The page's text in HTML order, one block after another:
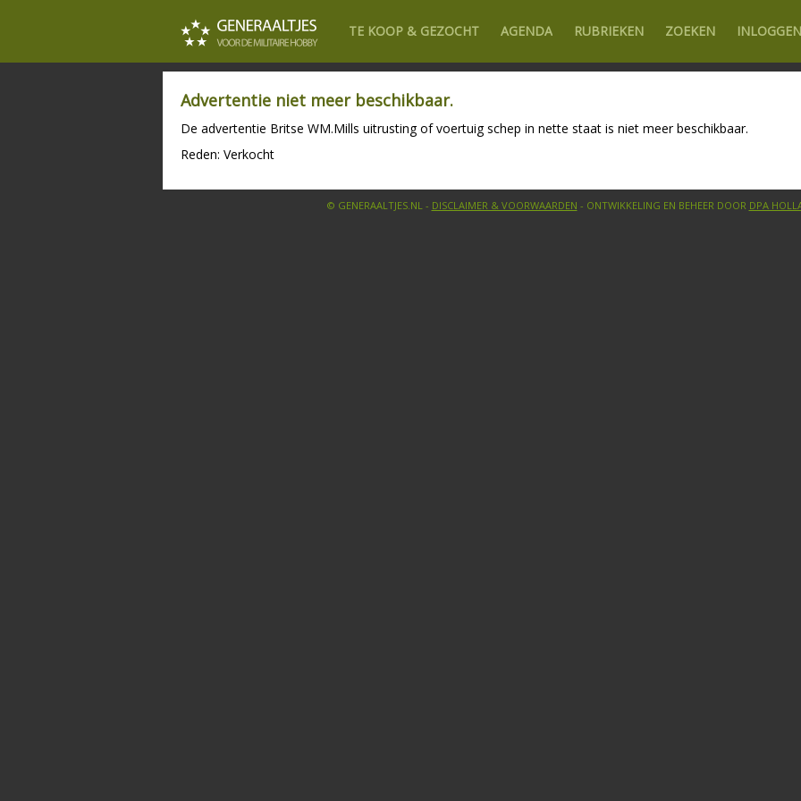
TE KOOP & GEZOCHT AGENDA RUBRIEKEN ZOEKEN INLOGGEN
Advertentie niet meer beschikbaar.
De advertentie Britse WM.Mills uitrusting of voertuig schep in nette staat is niet meer beschikbaar.
Reden: Verkocht
© GENERAALTJES.NL - DISCLAIMER & VOORWAARDEN - ONTWIKKELING EN BEHEER DOOR DPA